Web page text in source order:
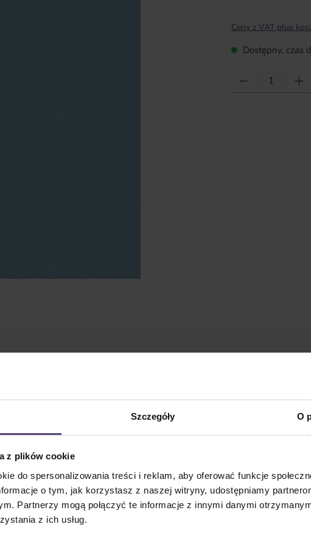
Szczegóły O
z plików cookie
do spersonalizowania treści i reklam, aby oferować funkcje
o tym, jak korzystasz z naszej witryny, udostępniamy
Partnerzy mogą połączyć te informacje z innymi danymi
z ich usług.
Ceny z VAT plus
Dostępny, czas
Ilość produktu: